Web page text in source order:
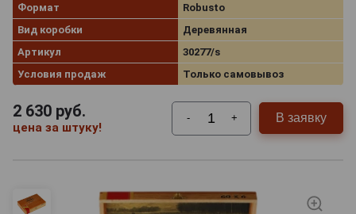
Формат
Robusto
Вид коробки
Деревянная
Артикул
30277/s
Условия продаж
Только самовывоз
2 630 руб.
цена за штуку!
- + В заявку